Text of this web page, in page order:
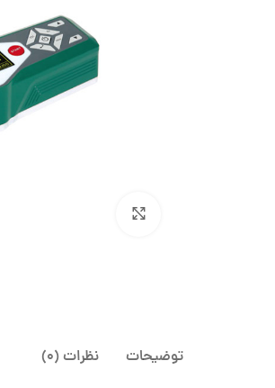
توضیحات نظرات (0)